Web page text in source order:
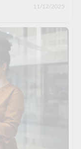
11/12/2025